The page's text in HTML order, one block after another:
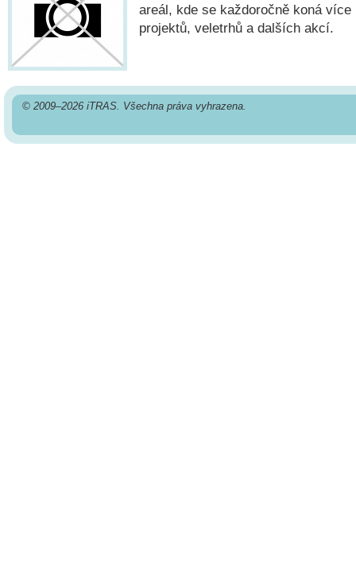
areál, kde se každoročně koná
projektů, veletrhů a dalších akcí.
© 2009–2026 iTRAS. Všechna práva vyhrazena.